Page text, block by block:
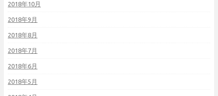
2018年10月
2018年9月
2018年8月
2018年7月
2018年6月
2018年5月